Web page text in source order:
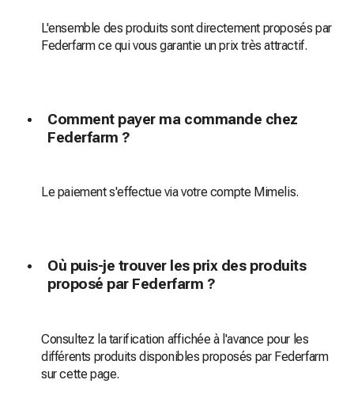
L'ensemble des produits sont directement proposés par
Federfarm ce qui vous garantie un prix très attractif.
Comment payer ma commande chez
Federfarm ?
Le paiement s'effectue via votre compte Mimelis.
Où puis-je trouver les prix des produits
proposé par Federfarm ?
Consultez la tarification affichée à l'avance pour les
différents produits disponibles proposés par Federfarm
sur cette page.